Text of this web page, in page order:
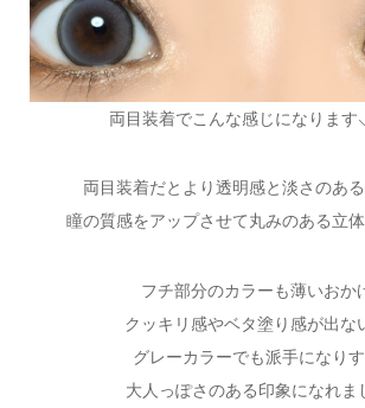
両目装着でこんな感じになります
両目装着だとより透明感と淡さのあ
瞳の質感をアップさせて丸みのある立
フチ部分のカラーも薄いおか
クッキリ感やベタ塗り感が出な
グレーカラーでも派手になり
大人っぽさのある印象になれま